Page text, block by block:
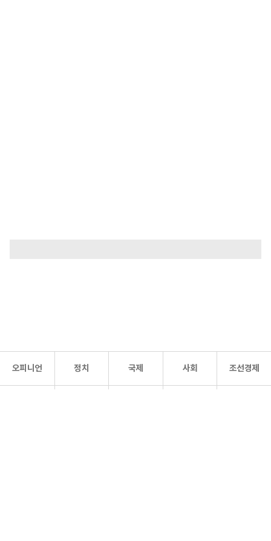
오피니언 정치 국제 사회 조선경제